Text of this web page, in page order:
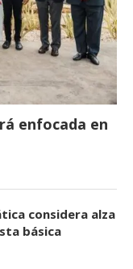
enfocada en
considera alza
básica